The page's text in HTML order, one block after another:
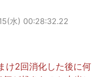
水) 00:28:32.22
け2回消化した後に何